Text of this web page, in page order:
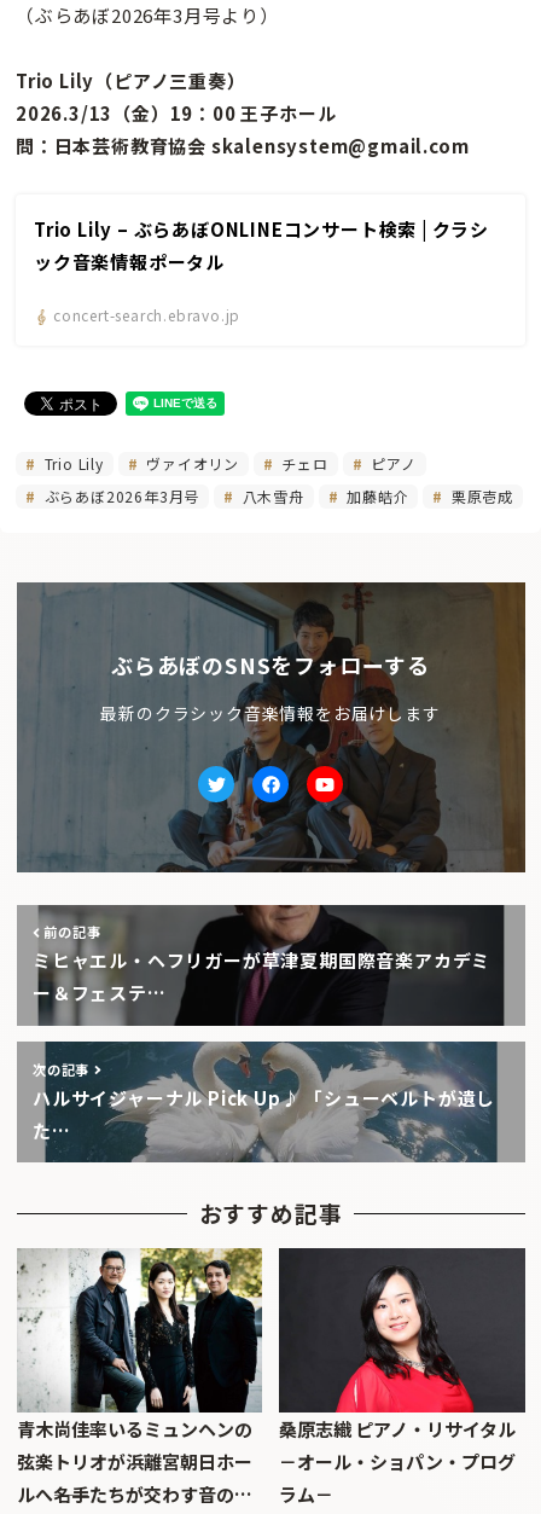
（ぶらあぼ2026年3月号より）
Trio Lily（ピアノ三重奏）
2026.3/13（金）19：00 王子ホール
問：日本芸術教育協会 skalensystem@gmail.com
Trio Lily – ぶらあぼONLINEコンサート検索 | クラシ
ック音楽情報ポータル
concert-search.ebravo.jp
Trio Lily ヴァイオリン チェロ
ピアノ
ぶらあぼ2026年3月号
八木雪舟 加藤皓介 栗原壱成
ぶらあぼのSNSをフォローする
最新のクラシック音楽情報をお届けします
TwitterfacebookYoutube
前の記事
ミヒャエル・ヘフリガーが草津夏期国際音楽アカデミ
ー＆フェステ…
次の記事
ハルサイジャーナル Pick Up♪ 「シューベルトが遺し
た…
おすすめ記事
青木尚佳率いるミュンヘンの
弦楽トリオが浜離宮朝日ホー
ルへ――名手たちが交わす音の…
桑原志織 ピアノ・リサイタル
－オール・ショパン・プログ
ラム－